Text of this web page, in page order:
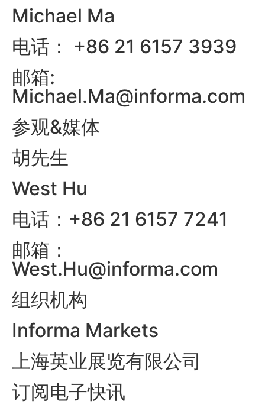
Michael Ma
电话： +86 21 6157 3939
邮箱:
Michael.Ma@informa.com
参观&媒体
胡先生
West Hu
电话：+86 21 6157 7241
邮箱：
West.Hu@informa.com
组织机构
Informa Markets
上海英业展览有限公司
订阅电子快讯